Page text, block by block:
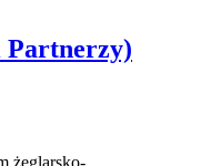
Partnerzy)